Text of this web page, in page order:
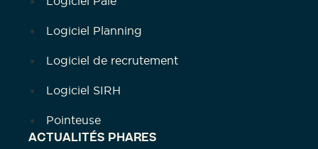
Logiciel Planning
Logiciel de recrutement
Logiciel SIRH
Pointeuse
ACTUALITÉS PHARES